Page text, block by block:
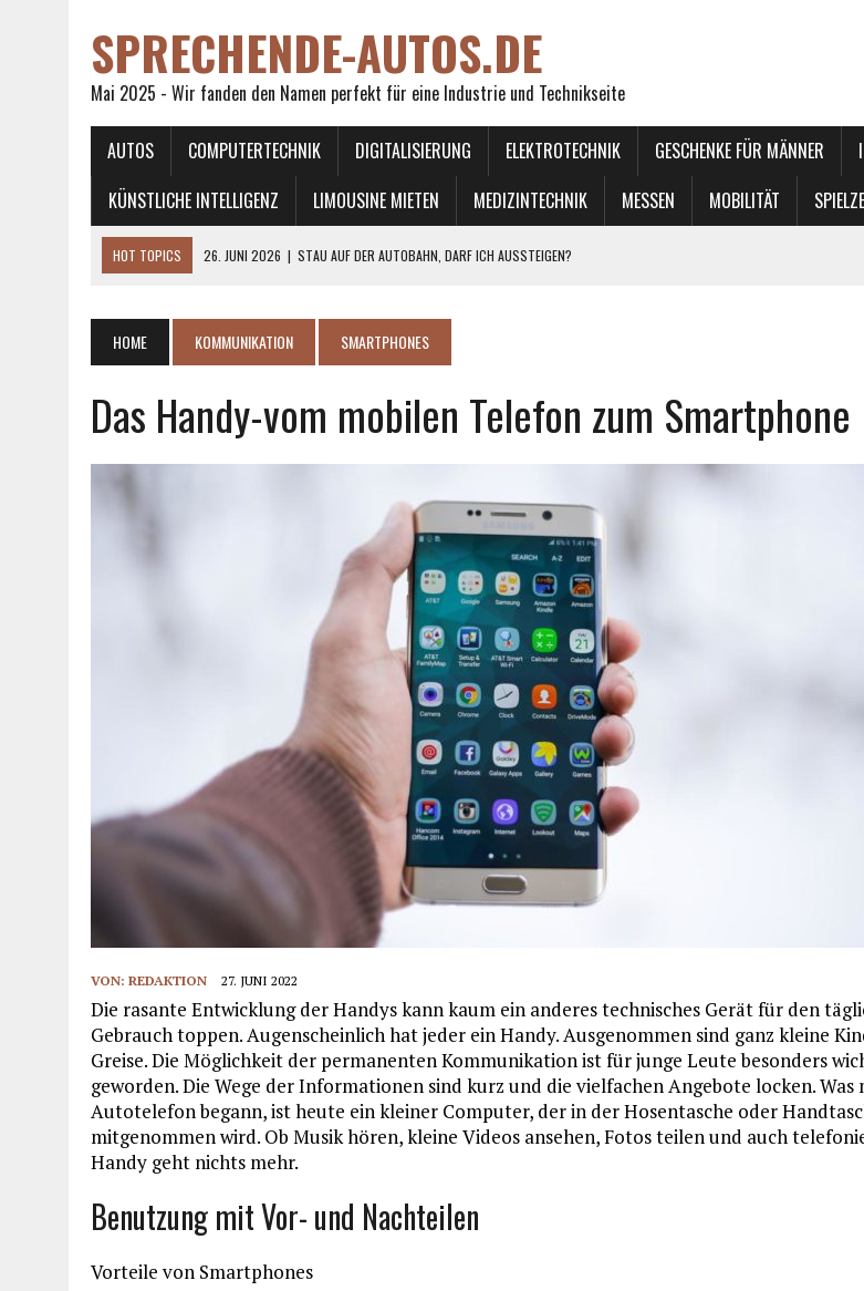
SPRECHENDE-AUTOS.DE
Mai 2025 - Wir fanden den Namen perfekt für eine Industrie und Technikseite
AUTOS COMPUTERTECHNIK DIGITALISIERUNG ELEKTROTECHNIK GESCHENKE FÜR MÄNNER
KÜNSTLICHE INTELLIGENZ
LIMOUSINE MIETEN MEDIZINTECHNIK MESSEN MOBILITÄT
HOT TOPICS 26. JUNI 2026 | STAU AUF DER AUTOBAHN, DARF ICH AUSSTEIGEN?
14. APRIL 2026 | IN WELCHEN FÄLLEN DÜRFEN SIE EINE STRASSENBAHN LINKS ÜBERHOLEN
1. JULI 2026
WAS PASSIERT WENN MAN BETRUNKEN RAD FÄHRT?
HOME KOMMUNIKATION SMARTPHONES
Das Handy-vom mobilen Telefon zum Smartphone
VON: REDAKTION 27. JUNI 2022
Die rasante Entwicklung der Handys kann kaum ein anderes technisches Gerät für den
Gebrauch toppen. Augenscheinlich hat jeder ein Handy. Ausgenommen sind ganz kleine
Greise. Die Möglichkeit der permanenten Kommunikation ist für junge Leute besonders
geworden. Die Wege der Informationen sind kurz und die vielfachen Angebote locken. Was
Autotelefon begann, ist heute ein kleiner Computer, der in der Hosentasche oder
mitgenommen wird. Ob Musik hören, kleine Videos ansehen, Fotos teilen und auch
Handy geht nichts mehr.
Benutzung mit Vor- und Nachteilen
Vorteile von Smartphones